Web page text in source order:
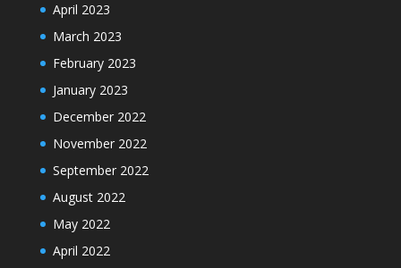
April 2023
March 2023
February 2023
January 2023
December 2022
November 2022
September 2022
August 2022
May 2022
April 2022